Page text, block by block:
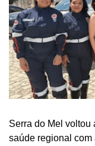
Serra do Mel voltou
saúde regional